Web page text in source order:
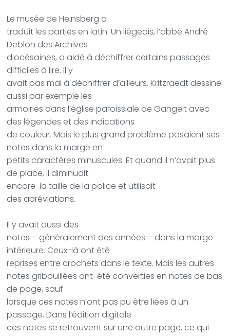
Le musée de Heinsberg a
traduit les parties en latin. Un liégeois, l’abbé André
Deblon des Archives
diocésaines, a aidé à déchiffrer certains passages
difficiles à lire. Il y
avait pas mal à déchiffrer d’ailleurs. Kritzraedt dessine
aussi par exemple les
armoiries dans l’église paroissiale de Gangelt avec
des légendes et des indications
de couleur. Mais le plus grand problème posaient ses
notes dans la marge en
petits caractères minuscules. Et quand il n’avait plus
de place, il diminuait
encore la taille de la police et utilisait
des abréviations.
Il y avait aussi des
notes – généralement des années – dans la marge
intérieure. Ceux-là ont été
reprises entre crochets dans le texte. Mais les autres
notes gribouillées ont été converties en notes de bas
de page, sauf
lorsque ces notes n’ont pas pu être liées à un
passage. Dans l’édition digitale
ces notes se retrouvent sur une autre page, ce qui